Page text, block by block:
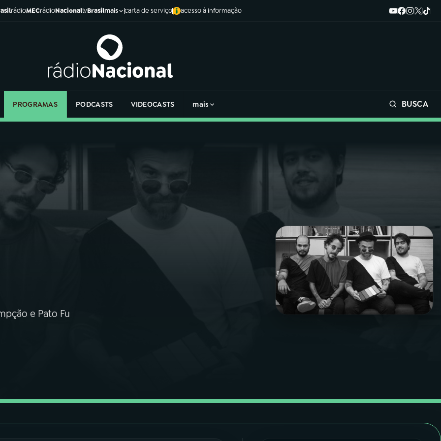
rádioMECrádioNacionaltvBrasilmais carta de serviço acesso à informação
PROGRAMAS PODCASTS VIDEOCASTS mais BUSCA
e Pato Fu